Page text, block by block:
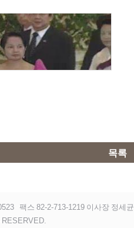
목록
팩스 82-2-713-1219 이사장 정세균
RESERVED.